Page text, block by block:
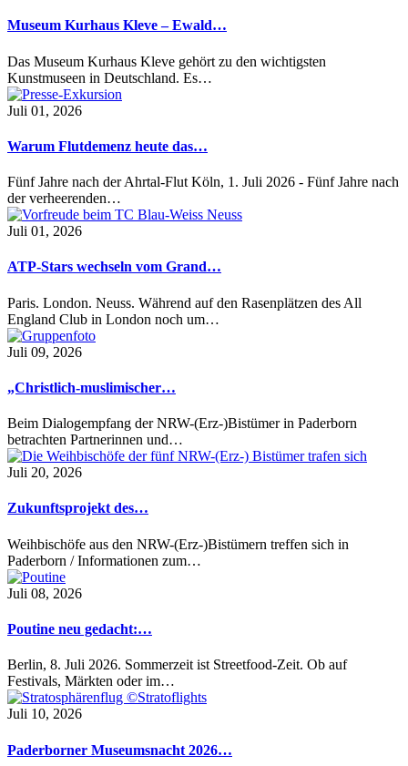
Museum Kurhaus Kleve – Ewald…
Das Museum Kurhaus Kleve gehört zu den wichtigsten
Kunstmuseen in Deutschland. Es…
Juli 01, 2026
Warum Flutdemenz heute das…
Fünf Jahre nach der Ahrtal-Flut Köln, 1. Juli 2026 - Fünf Jahre nach
der verheerenden…
Juli 01, 2026
ATP-Stars wechseln vom Grand…
Paris. London. Neuss. Während auf den Rasenplätzen des All
England Club in London noch um…
Juli 09, 2026
„Christlich-muslimischer…
Beim Dialogempfang der NRW-(Erz-)Bistümer in Paderborn
betrachten Partnerinnen und…
Juli 20, 2026
Zukunftsprojekt des…
Weihbischöfe aus den NRW-(Erz-)Bistümern treffen sich in
Paderborn / Informationen zum…
Juli 08, 2026
Poutine neu gedacht:…
Berlin, 8. Juli 2026. Sommerzeit ist Streetfood-Zeit. Ob auf
Festivals, Märkten oder im…
Juli 10, 2026
Paderborner Museumsnacht 2026…